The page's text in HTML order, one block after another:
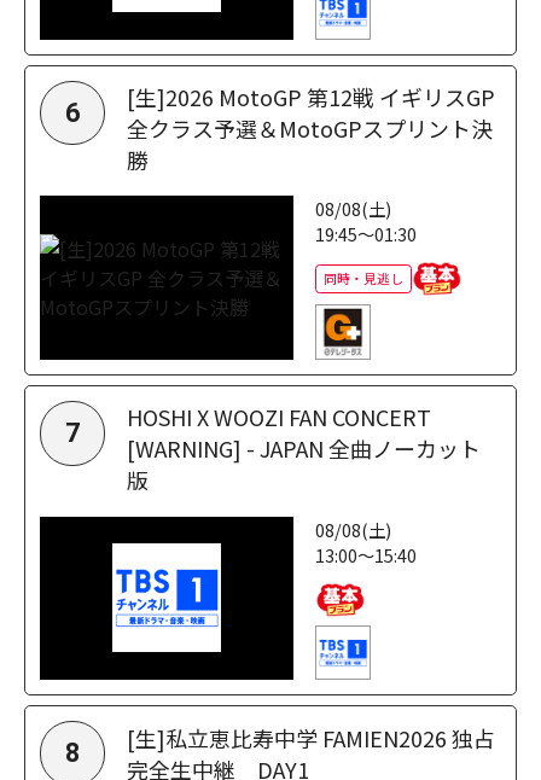
6
[生]2026 MotoGP 第12戦 イギリスGP
全クラス予選＆MotoGPスプリント決
勝
08/08(土)
19:45～01:30
同時・見逃し
7
HOSHI X WOOZI FAN CONCERT
[WARNING] - JAPAN 全曲ノーカット
版
08/08(土)
13:00～15:40
8
[生]私立恵比寿中学 FAMIEN2026 独占
完全生中継 DAY1